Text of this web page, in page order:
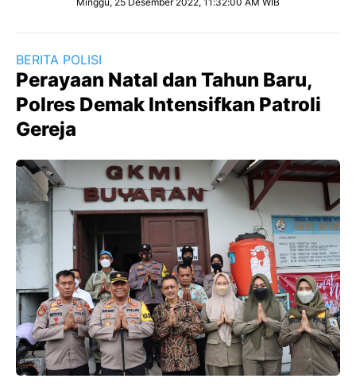
BERITA POLISI
Perayaan Natal dan Tahun Baru,
Polres Demak Intensifkan Patroli
Gereja